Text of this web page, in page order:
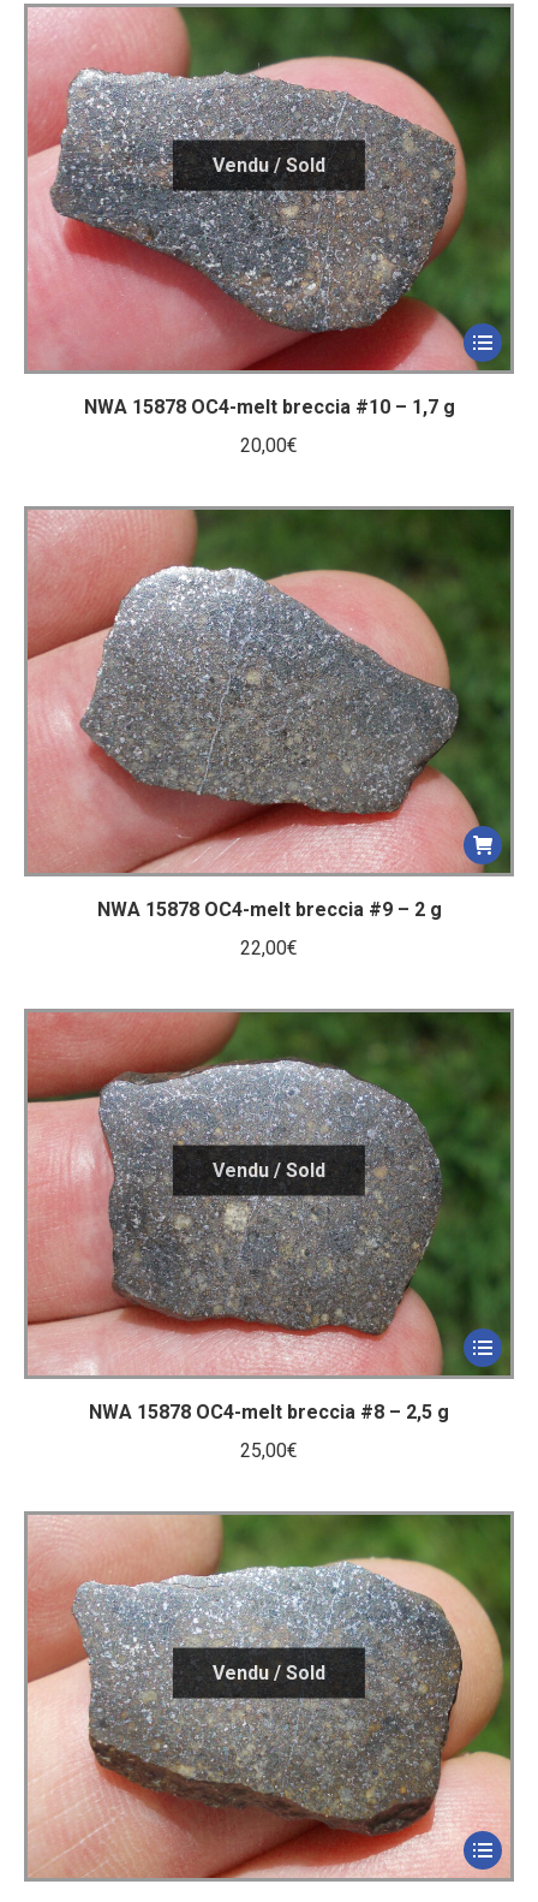
NWA 15878 OC4-melt breccia #10 – 1,7 g
20,00€
NWA 15878 OC4-melt breccia #9 – 2 g
22,00€
NWA 15878 OC4-melt breccia #8 – 2,5 g
25,00€